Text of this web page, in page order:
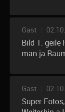
Gast
Bild 1: geile
man ja
Gast
Super